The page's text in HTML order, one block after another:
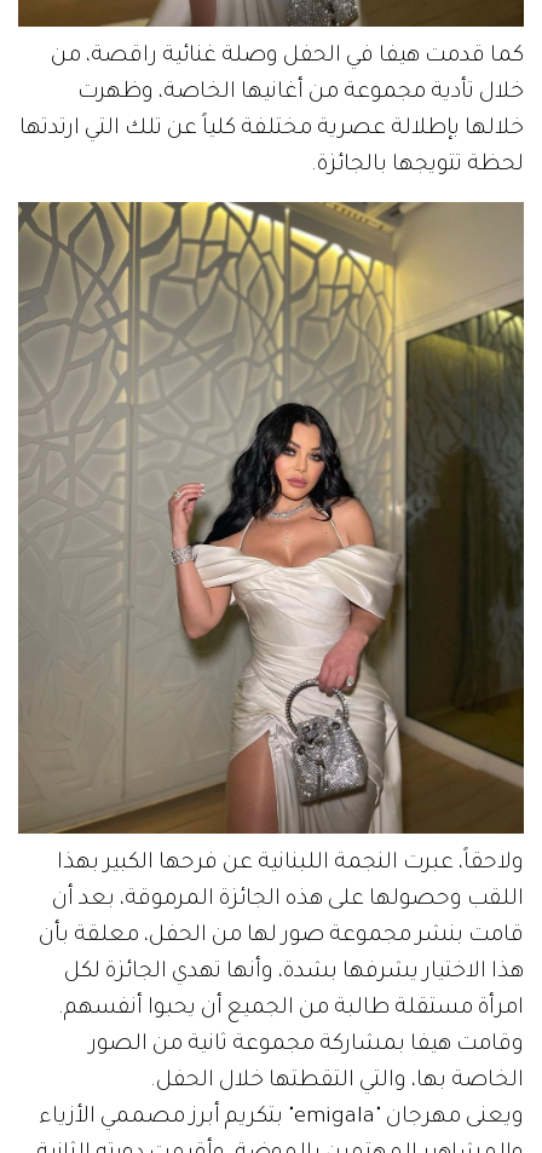
كما قدمت هيفا في الحفل وصلة غنائية راقصة، من
خلال تأدية مجموعة من أغانيها الخاصة، وظهرت
خلالها بإطلالة عصرية مختلفة كلياً عن تلك التي ارتدتها
لحظة تتويجها بالجائزة.
ولاحقاً، عبرت النجمة اللبنانية عن فرحها الكبير بهذا
اللقب وحصولها على هذه الجائزة المرموقة، بعد أن
قامت بنشر مجموعة صور لها من الحفل، معلقة بأن
هذا الاختيار يشرفها بشدة، وأنها تهدي الجائزة لكل
امرأة مستقلة طالبة من الجميع أن يحبوا أنفسهم.
وقامت هيفا بمشاركة مجموعة ثانية من الصور
الخاصة بها، والتي التقطتها خلال الحفل.
ويعنى مهرجان "emigala" بتكريم أبرز مصممي الأزياء